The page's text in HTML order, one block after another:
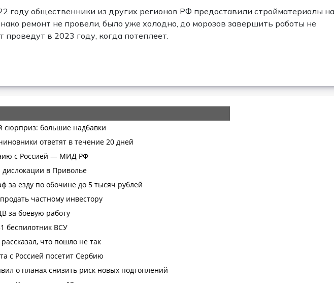
году общественники из других регионов РФ предоставили стройматериалы на
ремонт не провели, было уже холодно, до морозов завершить работы не
в 2023 году, когда потеплеет.